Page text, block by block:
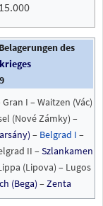
15.000
des
I – Waitzen (Vác)
(Nové Zámky) –
– Belgrad I –
II –Szlankamen
(Lipova) – Lugos
(Bega) –Zenta